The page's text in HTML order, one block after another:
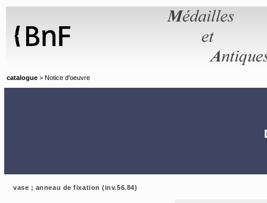
catalogue > Notice d'oeuvre
vase ; anneau de fixation (inv.56.84)